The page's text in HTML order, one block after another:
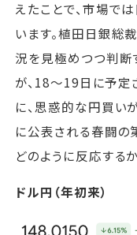
えたことで、市場で
います。植田日銀総
況を見極めつつ判断
が、18〜19日に予
に、思惑的な円買い
に公表される春闘の
どのように反応する
ドル円（年初来）